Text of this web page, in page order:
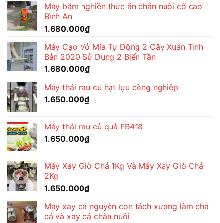
1.680.000₫. là:
Máy băm nghiền thức ăn chăn nuôi cổ cao
Bình An
1.680.000₫
Máy Cạo Vỏ Mía Tự Động 2 Cây Xuân Tình
Bản 2020 Sử Dụng 2 Biến Tần
1.680.000₫
Máy thái rau củ hạt lựu công nghiệp
1.650.000₫
Máy thái rau củ quả FB418
1.650.000₫
Máy Xay Giò Chả 1Kg Và Máy Xay Giò Chả
2Kg
1.650.000₫
Máy xay cá nguyên con tách xương làm chả
cá và xay cá chăn nuôi